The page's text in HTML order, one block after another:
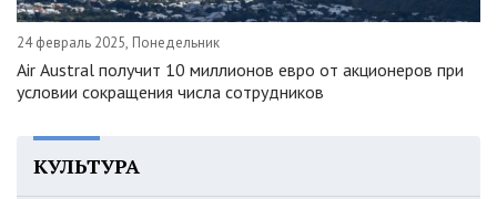
24 февраль 2025, Понедельник
Air Austral получит 10 миллионов евро от акционеров при
условии сокращения числа сотрудников
КУЛЬТУРА